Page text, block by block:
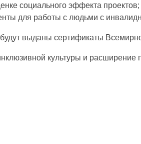
социального эффекта проектов;
для работы с людьми с
выданы сертификаты
культуры и